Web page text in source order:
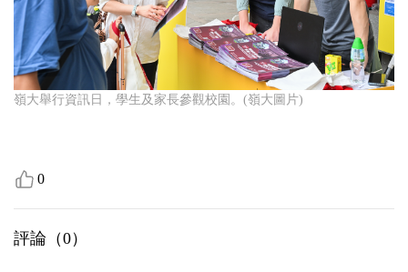
嶺大舉行資訊日，學生及家長參觀校園。(嶺大圖片)
0
評論（0）